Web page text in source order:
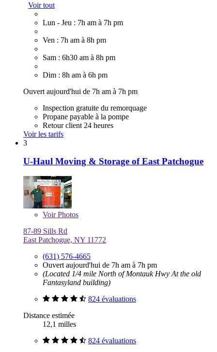
Voir tout
Lun - Jeu : 7h am à 7h pm
Ven : 7h am à 8h pm
Sam : 6h30 am à 8h pm
Dim : 8h am à 6h pm
Ouvert aujourd'hui de 7h am à 7h pm
Inspection gratuite du remorquage
Propane payable à la pompe
Retour client 24 heures
Voir les tarifs
3
U-Haul Moving & Storage of East Patchogue
VoirPhotos
87-89 Sills Rd
East Patchogue, NY 11772
(631) 576-4665
Ouvert aujourd'hui de 7h am à 7h pm
(Located 1/4 mile North of Montauk Hwy At the old
Fantasyland building)
824 évaluations
Distance estimée
12,1 milles
824 évaluations